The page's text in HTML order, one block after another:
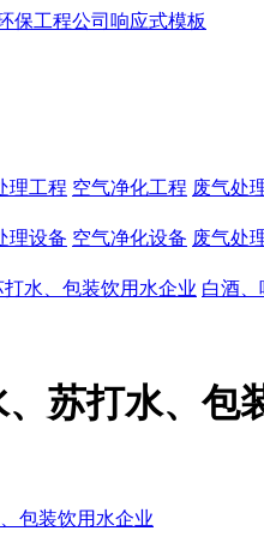
理工程 空气净化工程 废气处
理设备 空气净化设备 废气处
水、包装饮用水企业 白酒、
苏打水、包
包装饮用水企业